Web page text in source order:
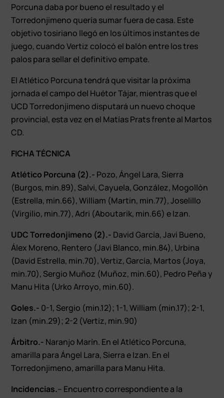
Porcuna daba por bueno el resultado y el
Torredonjimeno quería sumar fuera de casa. Este
objetivo tosiriano llegó en los últimos instantes de
juego, cuando Vertiz colocó el balón entre los tres
palos para sellar el definitivo empate.
El Atlético Porcuna tendrá que visitar la próxima
jornada el campo del Huétor Tájar, mientras que el
UCD Torredonjimeno disputará un nuevo choque
provincial, esta vez en el Matías Prats frente al Martos
CD.
FICHA TÉCNICA
Atlético Porcuna (2).- Pozo, Ángel Lara, Sierra
(Burgos, min.89), Salvi, Cayuela, González, Mogollón
(Estrella, min.66), William (Martin, min.77), Joselillo
(Virgilio, min.77), Adri (Aboutarik, min.66) e Izan.
UDC Torredonjimeno (2).- David García, Javi Bueno,
Álex Moreno, Rentero (Javi Blanco, min.84), Urbina
(David Estrella, min.70), Vertiz, García, Martos (Joya,
min.70), Sergio Muñoz (Muñoz, min.60), Pedro Peña y
Manu Hita (Urko Arroyo, min.60).
Goles.- 0-1, Sergio (min.12); 1-1, William (min.17); 2-1,
Izan (min.29); 2-2 (Vertiz, min.90)
Árbitro.- Naranjo Marín. En el Atlético Porcuna,
amarilla para Ángel Lara, Sierra e Izan. En el
Torredonjimeno, amarilla para Manu Hita.
Incidencias.– Encuentro correspondiente a la